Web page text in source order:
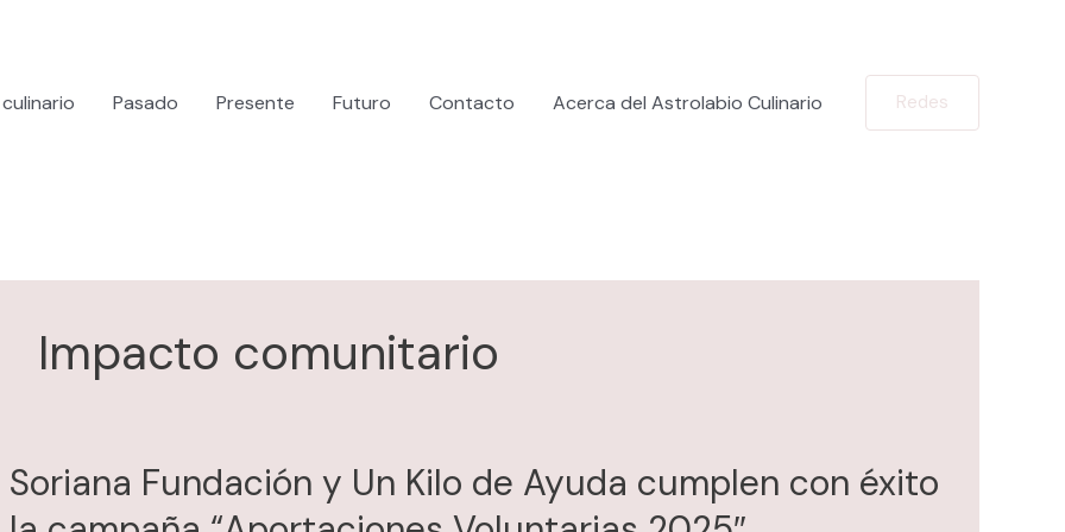
Pasado Presente Futuro Contacto Acerca del Astrolabio Culinario Redes
Impacto comunitario
Soriana Fundación y Un Kilo de Ayuda cumplen con éxito